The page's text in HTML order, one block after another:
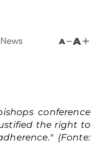
A A
conference
the right to
(Fonte: